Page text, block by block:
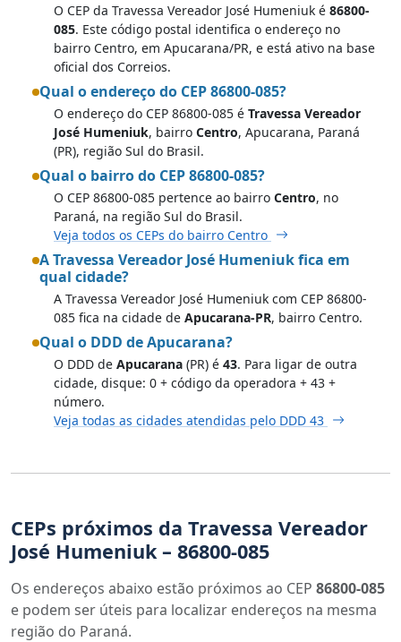
O CEP da Travessa Vereador José Humeniuk é 86800-
085. Este código postal identifica o endereço no
bairro Centro, em Apucarana/PR, e está ativo na base
oficial dos Correios.
Qual o endereço do CEP 86800-085?
O endereço do CEP 86800-085 é Travessa Vereador
José Humeniuk, bairro Centro, Apucarana, Paraná
(PR), região Sul do Brasil.
Qual o bairro do CEP 86800-085?
O CEP 86800-085 pertence ao bairro Centro, no
Paraná, na região Sul do Brasil.
Veja todos os CEPs do bairro Centro
A Travessa Vereador José Humeniuk fica em
qual cidade?
A Travessa Vereador José Humeniuk com CEP 86800-
085 fica na cidade de Apucarana-PR, bairro Centro.
Qual o DDD de Apucarana?
O DDD de Apucarana (PR) é 43. Para ligar de outra
cidade, disque: 0 + código da operadora + 43 +
número.
Veja todas as cidades atendidas pelo DDD 43
CEPs próximos da Travessa Vereador
José Humeniuk – 86800-085
Os endereços abaixo estão próximos ao CEP 86800-085
e podem ser úteis para localizar endereços na mesma
região do Paraná.